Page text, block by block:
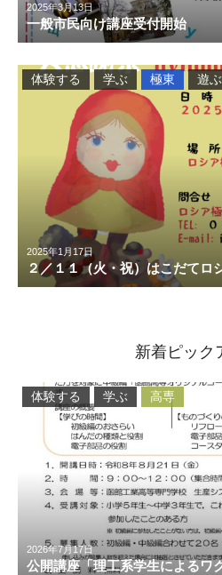
2025年3月13日
一般市民向け講座受付開始
2025年1月17日
２／１１（火・祝）はこだてロ
体験する 学ぶ 極東 遊ぶ
新着ピック
2026年7月17日
公開講座「理工系学生によるワ
体験する 学ぶ 高専